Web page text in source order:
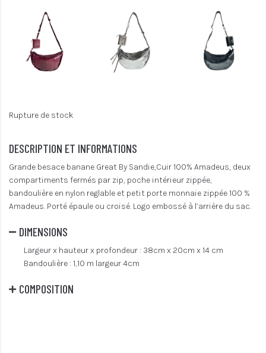
Rupture de stock
DESCRIPTION ET INFORMATIONS
Grande besace banane Great By Sandie,Cuir 100% Amadeus, deux
compartiments fermés par zip, poche intérieur zippée,
bandoulière en nylon reglable et petit porte monnaie zippée 100 %
Amadeus. Porté épaule ou croisé. Logo embossé à l’arrière du sac.
DIMENSIONS
Largeur x hauteur x profondeur : 38cm x 20cm x 14 cm
Bandoulière : 1,10 m largeur 4cm
COMPOSITION